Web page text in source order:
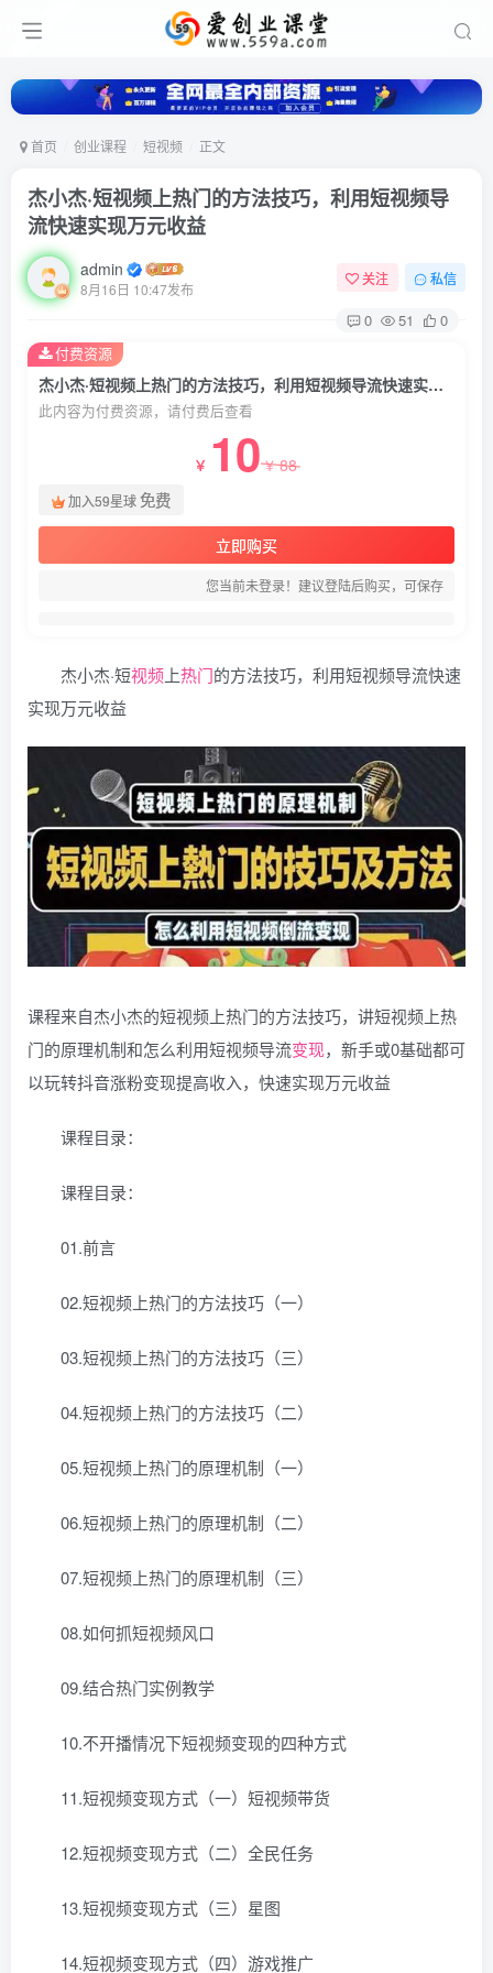
首页 创业课程 短视频 正文
杰小杰·短视频上热门的方法技巧，利用短视频导
流快速实现万元收益
admin
8月16日 10:47发布
关注 私信
0 51 0
杰小杰·短视频上热门的方法技巧，利用短视频导流快速实现万元收益
此内容为付费资源，请付费后查看
￥ 10￥88
加入59星球免费
立即购买
您当前未登录！建议登陆后购买，可保存
付费资源
杰小杰·短视频 上热门的方法技巧，利用短视频导流快速
实现万元收益
课程来自杰小杰的短视频上热门的方法技巧，讲短视频上热
门的原理机制和怎么利用短视频导流变现，新手或0基础都可
以玩转抖音涨粉变现提高收入，快速实现万元收益
课程目录：
课程目录：
01.前言
02.短视频上热门的方法技巧（一）
03.短视频上热门的方法技巧（三）
04.短视频上热门的方法技巧（二）
05.短视频上热门的原理机制（一）
06.短视频上热门的原理机制（二）
07.短视频上热门的原理机制（三）
08.如何抓短视频风口
09.结合热门实例教学
10.不开播情况下短视频变现的四种方式
11.短视频变现方式（一）短视频带货
12.短视频变现方式（二）全民任务
13.短视频变现方式（三）星图
14.短视频变现方式（四）游戏推广